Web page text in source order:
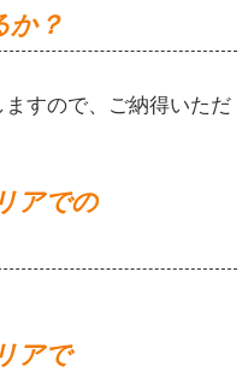
か？
すので、ご納得いただ
アでの
アで